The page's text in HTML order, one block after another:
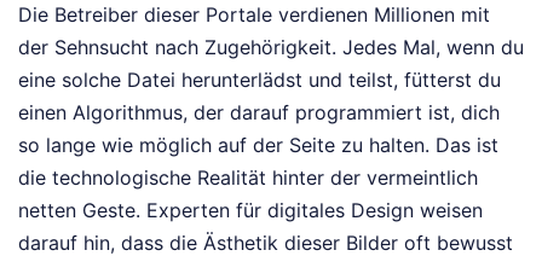
Die Betreiber dieser Portale verdienen Millionen mit
der Sehnsucht nach Zugehörigkeit. Jedes Mal, wenn du
eine solche Datei herunterlädst und teilst, fütterst du
einen Algorithmus, der darauf programmiert ist, dich
so lange wie möglich auf der Seite zu halten. Das ist
die technologische Realität hinter der vermeintlich
netten Geste. Experten für digitales Design weisen
darauf hin, dass die Ästhetik dieser Bilder oft bewusst